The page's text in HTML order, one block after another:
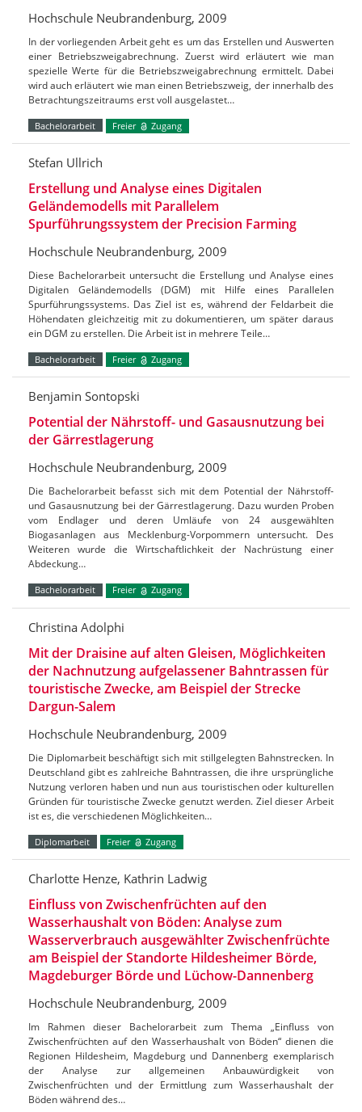
Hochschule Neubrandenburg, 2009
In der vorliegenden Arbeit geht es um das Erstellen und Auswerten
einer Betriebszweigabrechnung. Zuerst wird erläutert wie man
spezielle Werte für die Betriebszweigabrechnung ermittelt. Dabei
wird auch erläutert wie man einen Betriebszweig, der innerhalb des
Betrachtungszeitraums erst voll ausgelastet…
Bachelorarbeit Freier Zugang
Stefan Ullrich
Erstellung und Analyse eines Digitalen
Geländemodells mit Parallelem
Spurführungssystem der Precision Farming
Hochschule Neubrandenburg, 2009
Diese Bachelorarbeit untersucht die Erstellung und Analyse eines
Digitalen Geländemodells (DGM) mit Hilfe eines Parallelen
Spurführungssystems. Das Ziel ist es, während der Feldarbeit die
Höhendaten gleichzeitig mit zu dokumentieren, um später daraus
ein DGM zu erstellen. Die Arbeit ist in mehrere Teile…
Bachelorarbeit Freier Zugang
Benjamin Sontopski
Potential der Nährstoff- und Gasausnutzung bei
der Gärrestlagerung
Hochschule Neubrandenburg, 2009
Die Bachelorarbeit befasst sich mit dem Potential der Nährstoff-
und Gasausnutzung bei der Gärrestlagerung. Dazu wurden Proben
vom Endlager und deren Umläufe von 24 ausgewählten
Biogasanlagen aus Mecklenburg-Vorpommern untersucht. Des
Weiteren wurde die Wirtschaftlichkeit der Nachrüstung einer
Abdeckung…
Bachelorarbeit Freier Zugang
Christina Adolphi
Mit der Draisine auf alten Gleisen, Möglichkeiten
der Nachnutzung aufgelassener Bahntrassen für
touristische Zwecke, am Beispiel der Strecke
Dargun-Salem
Hochschule Neubrandenburg, 2009
Die Diplomarbeit beschäftigt sich mit stillgelegten Bahnstrecken. In
Deutschland gibt es zahlreiche Bahntrassen, die ihre ursprüngliche
Nutzung verloren haben und nun aus touristischen oder kulturellen
Gründen für touristische Zwecke genutzt werden. Ziel dieser Arbeit
ist es, die verschiedenen Möglichkeiten…
Diplomarbeit Freier Zugang
Charlotte Henze, Kathrin Ladwig
Einfluss von Zwischenfrüchten auf den
Wasserhaushalt von Böden: Analyse zum
Wasserverbrauch ausgewählter Zwischenfrüchte
am Beispiel der Standorte Hildesheimer Börde,
Magdeburger Börde und Lüchow-Dannenberg
Hochschule Neubrandenburg, 2009
Im Rahmen dieser Bachelorarbeit zum Thema „Einfluss von
Zwischenfrüchten auf den Wasserhaushalt von Böden“ dienen die
Regionen Hildesheim, Magdeburg und Dannenberg exemplarisch
der Analyse zur allgemeinen Anbauwürdigkeit von
Zwischenfrüchten und der Ermittlung zum Wasserhaushalt der
Böden während des…